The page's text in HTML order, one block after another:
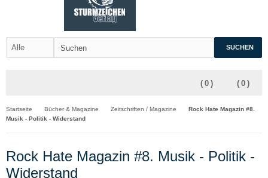
SUCHEN
( 0 )
( 0 )
Startseite Bücher & Magazine Zeitschriften / Magazine
Rock Hate Magazin #8.
Musik - Politik - Widerstand
Rock Hate Magazin #8. Musik - Politik -
Widerstand